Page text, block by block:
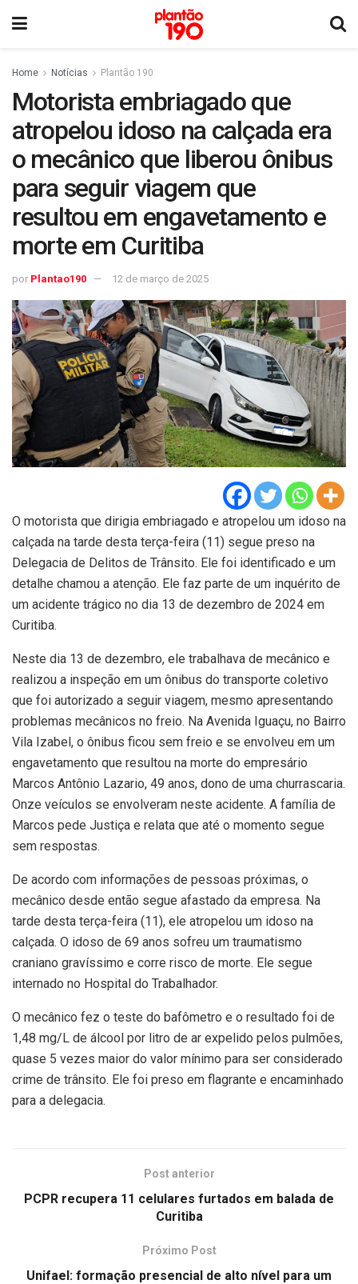
Home Notícias Plantão 190
Motorista embriagado que
atropelou idoso na calçada era
o mecânico que liberou ônibus
para seguir viagem que
resultou em engavetamento e
morte em Curitiba
por Plantao190 12 de março de 2025
O motorista que dirigia embriagado e atropelou um idoso na
calçada na tarde desta terça-feira (11) segue preso na
Delegacia de Delitos de Trânsito. Ele foi identificado e um
detalhe chamou a atenção. Ele faz parte de um inquérito de
um acidente trágico no dia 13 de dezembro de 2024 em
Curitiba.
Neste dia 13 de dezembro, ele trabalhava de mecânico e
realizou a inspeção em um ônibus do transporte coletivo
que foi autorizado a seguir viagem, mesmo apresentando
problemas mecânicos no freio. Na Avenida Iguaçu, no Bairro
Vila Izabel, o ônibus ficou sem freio e se envolveu em um
engavetamento que resultou na morte do empresário
Marcos Antônio Lazario, 49 anos, dono de uma churrascaria.
Onze veículos se envolveram neste acidente. A família de
Marcos pede Justiça e relata que até o momento segue
sem respostas.
De acordo com informações de pessoas próximas, o
mecânico desde então segue afastado da empresa. Na
tarde desta terça-feira (11), ele atropelou um idoso na
calçada. O idoso de 69 anos sofreu um traumatismo
craniano gravíssimo e corre risco de morte. Ele segue
internado no Hospital do Trabalhador.
O mecânico fez o teste do bafômetro e o resultado foi de
1,48 mg/L de álcool por litro de ar expelido pelos pulmões,
quase 5 vezes maior do valor mínimo para ser considerado
crime de trânsito. Ele foi preso em flagrante e encaminhado
para a delegacia.
Post anterior
PCPR recupera 11 celulares furtados em balada de
Curitiba
Próximo Post
Unifael: formação presencial de alto nível para um